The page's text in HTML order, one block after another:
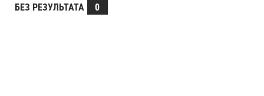
БЕЗ РЕЗУЛЬТАТА
0